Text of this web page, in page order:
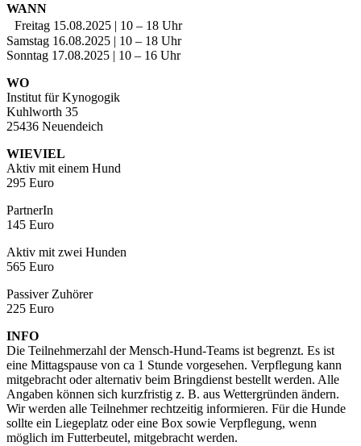
WANN
Freitag 15.08.2025 | 10 – 18 Uhr
Samstag 16.08.2025 | 10 – 18 Uhr
Sonntag 17.08.2025 | 10 – 16 Uhr
WO
Institut für Kynogogik
Kuhlworth 35
25436 Neuendeich
WIEVIEL
Aktiv mit einem Hund
295 Euro
PartnerIn
145 Euro
Aktiv mit zwei Hunden
565 Euro
Passiver Zuhörer
225 Euro
INFO
Die Teilnehmerzahl der Mensch-Hund-Teams ist begrenzt. Es ist
eine Mittagspause von ca 1 Stunde vorgesehen. Verpflegung kann
mitgebracht oder alternativ beim Bringdienst bestellt werden. Alle
Angaben können sich kurzfristig z. B. aus Wettergründen ändern.
Wir werden alle Teilnehmer rechtzeitig informieren. Für die Hunde
sollte ein Liegeplatz oder eine Box sowie Verpflegung, wenn
möglich im Futterbeutel, mitgebracht werden.